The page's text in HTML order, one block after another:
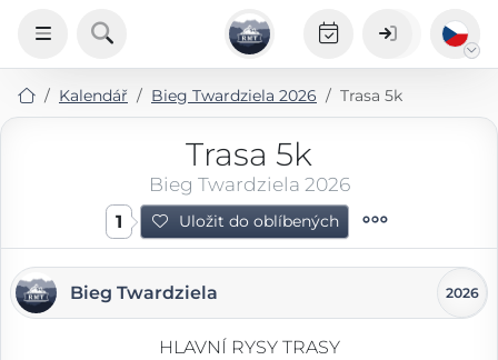
Kalendář Bieg Twardziela 2026 Trasa 5k
Trasa 5k
Bieg Twardziela 2026
1 Uložit do oblíbených
Bieg Twardziela 2026
HLAVNÍ RYSY TRASY